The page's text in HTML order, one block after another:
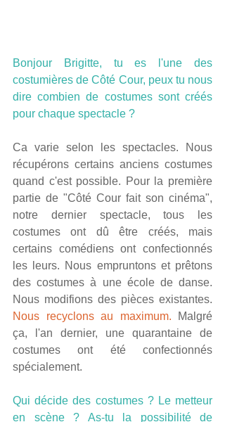
Bonjour Brigitte, tu es l'une des
costumières de Côté Cour, peux tu nous
dire combien de costumes sont créés
pour chaque spectacle ?
Ca varie selon les spectacles. Nous
récupérons certains anciens costumes
quand c'est possible. Pour la première
partie de "Côté Cour fait son cinéma",
notre dernier spectacle, tous les
costumes ont dû être créés, mais
certains comédiens ont confectionnés
les leurs. Nous empruntons et prêtons
des costumes à une école de danse.
Nous recyclons au maximum. Malgré
ça, l'an dernier, une quarantaine de
costumes ont été confectionnés
spécialement.
Qui décide des costumes ? Le metteur
en scène ? As-tu la possibilité de